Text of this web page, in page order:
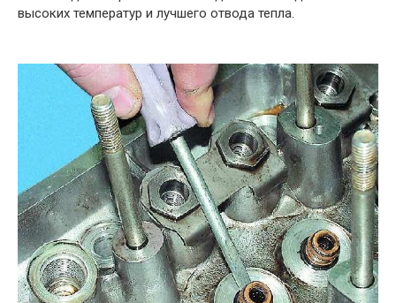
высоких температур и лучшего отвода тепла.